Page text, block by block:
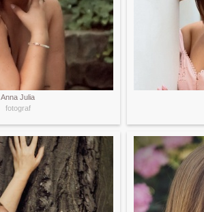
Anna Julia
fotograf